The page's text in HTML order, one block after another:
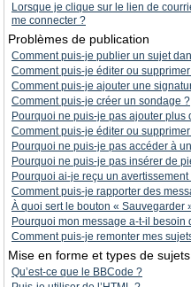
Lorsque je clique sur le lien de
me connecter ?
Problèmes de publication
Comment puis-je publier un sujet
Comment puis-je éditer ou
Comment puis-je ajouter une
Comment puis-je créer un sondage ?
Pourquoi ne puis-je pas ajouter plus
Comment puis-je éditer ou
Pourquoi ne puis-je pas accéder à
Pourquoi ne puis-je pas insérer de
Pourquoi ai-je reçu un avertissement
Comment puis-je rapporter des
À quoi sert le bouton « Sauvegarder
Pourquoi mon message a-t-il besoin
Comment puis-je remonter mes
Mise en forme et types de sujets
Qu’est-ce que le BBCode ?